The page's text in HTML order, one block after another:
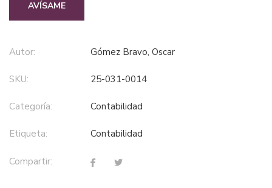
AVÍSAME
Autor: Gómez Bravo, Oscar
SKU: 25-031-0014
Categoría: contabilidad
Etiqueta: contabilidad
Compartir: